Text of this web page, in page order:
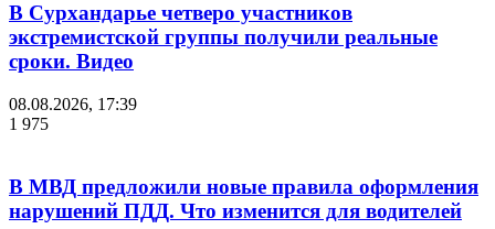
В Сурхандарье четверо участников
экстремистской группы получили реальные
сроки. Видео
08.08.2026, 17:39
1 975
В МВД предложили новые правила оформления
нарушений ПДД. Что изменится для водителей